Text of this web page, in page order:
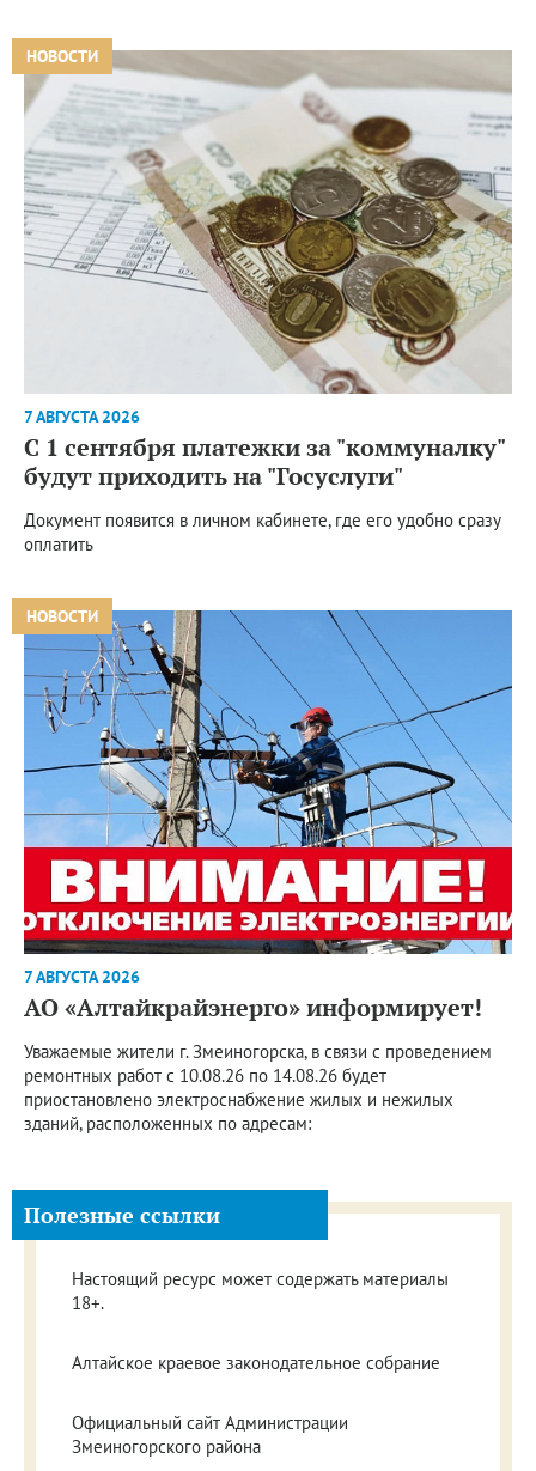
НОВОСТИ
7 АВГУСТА 2026
С 1 сентября платежки за "коммуналку"
будут приходить на "Госуслуги"
Документ появится в личном кабинете, где его удобно сразу
оплатить
НОВОСТИ
7 АВГУСТА 2026
АО «Алтайкрайэнерго» информирует!
Уважаемые жители г. Змеиногорска, в связи с проведением
ремонтных работ с 10.08.26 по 14.08.26 будет
приостановлено электроснабжение жилых и нежилых
зданий, расположенных по адресам:
Полезные ссылки
Настоящий ресурс может содержать материалы
18+.
Алтайское краевое законодательное собрание
Официальный сайт Администрации
Змеиногорского района